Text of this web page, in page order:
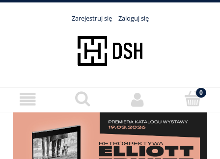
Zarejestruj się Zaloguj się